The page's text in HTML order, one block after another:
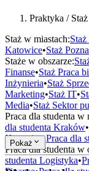
Praktyka / Staż
Staż w miastach:Staż
Katowice•Staż
Staże w obszarze:
Finanse•Staż Praca
Inżynieria•Staż
Marketing•Staż IT•
Media•Staż Sektor
Praca dla studenta w
dla studenta Kraków•
Katowice•Praca dla
Praca dla studenta w
studenta Logistyka•
Pokaż